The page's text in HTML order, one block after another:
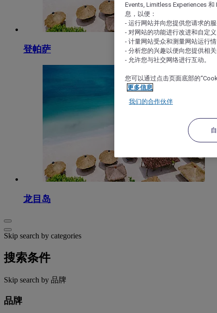
登帕萨
龙目岛
Skip search by categories
搜索条件
Skip search by 品牌
品牌
Events, Limitless Experiences 和
息，以便：
- 运行网站并向您提供您请求的
- 对网站的功能进行改进和自定义
- 计量网站受众和测量网站运行
- 分析您的兴趣以便向您提供相
- 允许您与社交网络进行互动。
您可以通过点击页面底部的
更多信息
我们的合作伙伴